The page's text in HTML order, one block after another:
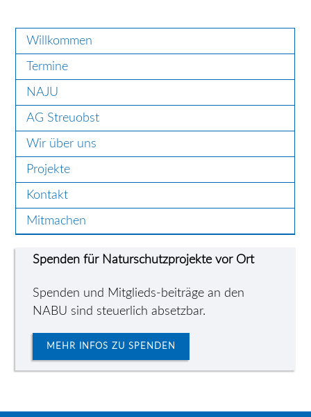
Willkommen
Termine
NAJU
AG Streuobst
Wir über uns
Projekte
Kontakt
Mitmachen
Spenden für Naturschutzprojekte vor Ort
Spenden und Mitglieds-beiträge an den
NABU sind steuerlich absetzbar.
MEHR INFOS ZU SPENDEN